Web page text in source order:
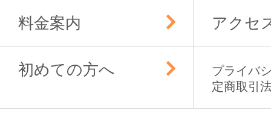
料金案内 アクセ
初めての方へ
プライバ
定商取引